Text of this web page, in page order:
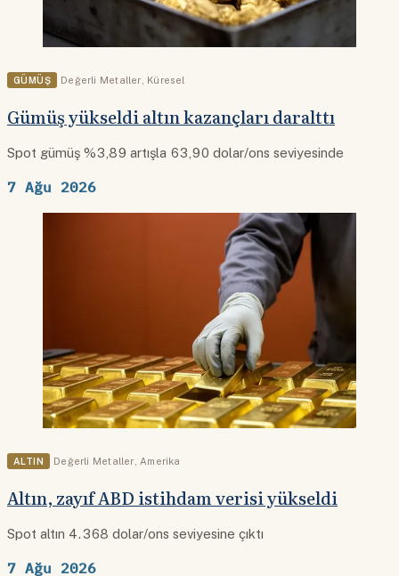
GÜMÜŞ Değerli Metaller Küresel
Gümüş yükseldi altın kazançları daralttı
Spot gümüş %3,89 artışla 63,90 dolar/ons seviyesinde
7 Ağu 2026
ALTIN Değerli Metaller Amerika
Altın, zayıf ABD istihdam verisi yükseldi
Spot altın 4.368 dolar/ons seviyesine çıktı
7 Ağu 2026